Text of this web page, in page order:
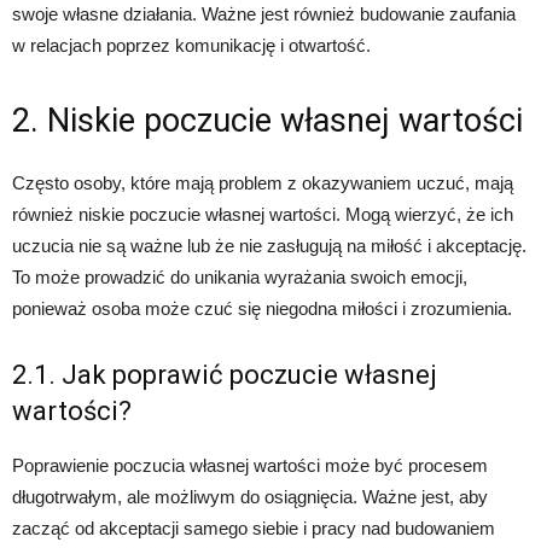
swoje własne działania. Ważne jest również budowanie zaufania
w relacjach poprzez komunikację i otwartość.
2. Niskie poczucie własnej wartości
Często osoby, które mają problem z okazywaniem uczuć, mają
również niskie poczucie własnej wartości. Mogą wierzyć, że ich
uczucia nie są ważne lub że nie zasługują na miłość i akceptację.
To może prowadzić do unikania wyrażania swoich emocji,
ponieważ osoba może czuć się niegodna miłości i zrozumienia.
2.1. Jak poprawić poczucie własnej
wartości?
Poprawienie poczucia własnej wartości może być procesem
długotrwałym, ale możliwym do osiągnięcia. Ważne jest, aby
zacząć od akceptacji samego siebie i pracy nad budowaniem